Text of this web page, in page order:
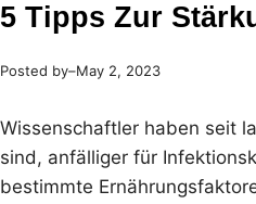
5 Tipps Zur
Posted by–May 2, 2023
Wissenschaftler haben seit
sind, anfälliger für
bestimmte